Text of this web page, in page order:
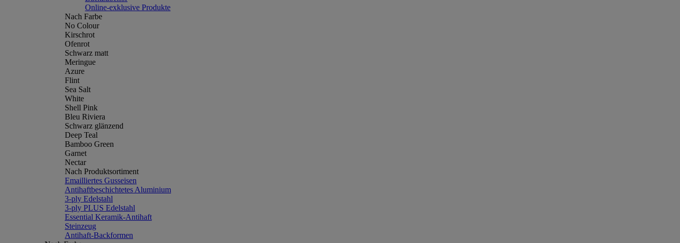
Online-exklusive Produkte
Nach Farbe
No Colour
Kirschrot
Ofenrot
Schwarz matt
Meringue
Azure
Flint
Sea Salt
White
Shell Pink
Bleu Riviera
Schwarz glänzend
Deep Teal
Bamboo Green
Garnet
Nectar
Nach Produktsortiment
Emailliertes Gusseisen
Antihaftbeschichtetes Aluminium
3-ply Edelstahl
3-ply PLUS Edelstahl
Essential Keramik-Antihaft
Steinzeug
Antihaft-Backformen